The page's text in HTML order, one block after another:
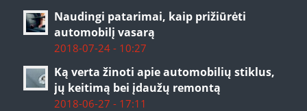
Naudingi patarimai, kaip prižiūrėti
automobilį vasarą
2018-07-24 - 10:27
Ką verta žinoti apie automobilių stiklus,
jų keitimą bei įdaužų remontą
2018-06-27 - 17:11